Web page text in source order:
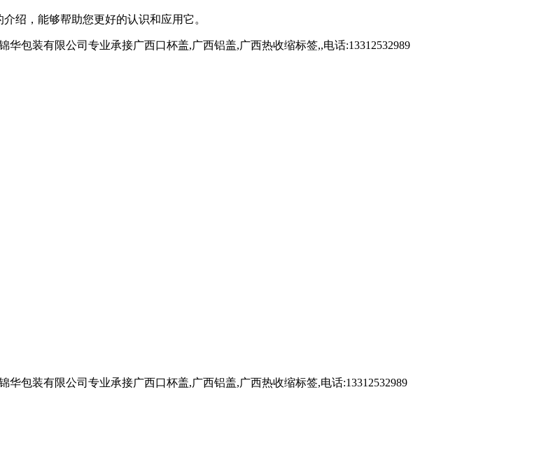
绍，能够帮助您更好的认识和应用它。
包装有限公司专业承接广西口杯盖,广西铝盖,广西热收缩标签,,电话:13312532989
包装有限公司专业承接广西口杯盖,广西铝盖,广西热收缩标签,电话:13312532989